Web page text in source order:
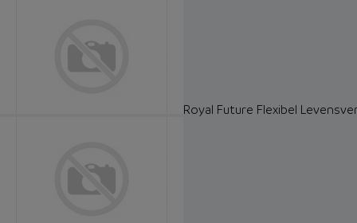
Royal Future Flexibel